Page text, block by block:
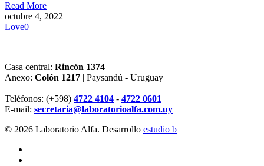
Read More
octubre 4, 2022
Love0
Casa central: Rincón 1374
Anexo: Colón 1217 | Paysandú - Uruguay
Teléfonos: (+598) 4722 4104 - 4722 0601
E-mail: secretaria@laboratorioalfa.com.uy
© 2026 Laboratorio Alfa. Desarrollo estudio b